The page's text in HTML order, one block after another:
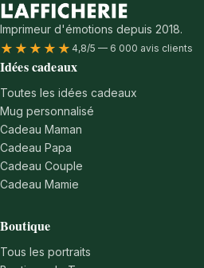
Imprimeur d'émotions depuis 2018.
★★★★★ 4,8/5 — 6 000 avis clients
Idées cadeaux
Toutes les idées cadeaux
Mug personnalisé
Cadeau Maman
Cadeau Papa
Cadeau Couple
Cadeau Mamie
Boutique
Tous les portraits